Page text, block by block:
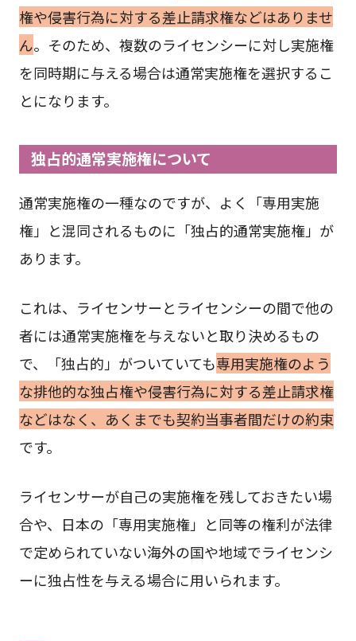
権や侵害行為に対する差止請求権などはありませ
ん。そのため、複数のライセンシーに対し実施権
を同時期に与える場合は通常実施権を選択するこ
とになります。
独占的通常実施権について
通常実施権の一種なのですが、よく「専用実施
権」と混同されるものに「独占的通常実施権」が
あります。
これは、ライセンサーとライセンシーの間で他の
者には通常実施権を与えないと取り決めるもの
で、「独占的」がついていても専用実施権のよう
な排他的な独占権や侵害行為に対する差止請求権
などはなく、あくまでも契約当事者間だけの約束
です。
ライセンサーが自己の実施権を残しておきたい場
合や、日本の「専用実施権」と同等の権利が法律
で定められていない海外の国や地域でライセンシ
ーに独占性を与える場合に用いられます。